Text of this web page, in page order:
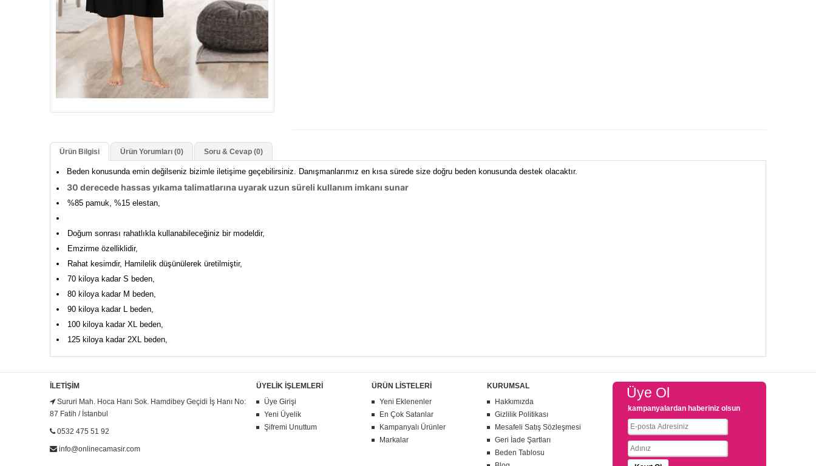
Ürün Bilgisi Ürün Yorumları (0) Soru & Cevap (0)
Beden konusunda emin değilseniz bizimle iletişime geçebilirsiniz. Danışmanlarımız en kısa sürede size doğru beden konusunda destek olacaktır.
30 derecede hassas yıkama talimatlarına uyarak uzun süreli kullanım imkanı sunar
%85 pamuk, %15 elestan,
Doğum sonrası rahatlıkla kullanabileceğiniz bir modeldir,
Emzirme özelliklidir,
Rahat kesimdir, Hamilelik düşünülerek üretilmiştir,
70 kiloya kadar S beden,
80 kiloya kadar M beden,
90 kiloya kadar L beden,
100 kiloya kadar XL beden,
125 kiloya kadar 2XL beden,
İLETIŞIM
Sururi Mah. Hoca Hanı Sok. Hamdibey Geçidi İş Hanı No:
87 Fatih / İstanbul
0532 475 51 92
info@onlinecamasir.com
ÜYELİK İŞLEMLERİ
Üye Girişi
Yeni Üyelik
Şifremi Unuttum
ÜRÜN LİSTELERİ
Yeni Eklenenler
En Çok Satanlar
Kampanyalı Ürünler
Markalar
KURUMSAL
Hakkımızda
Gizlilik Politikası
Mesafeli Satış Sözleşmesi
Geri İade Şartları
Beden Tablosu
Üye Ol
kampanyalardan haberiniz olsun